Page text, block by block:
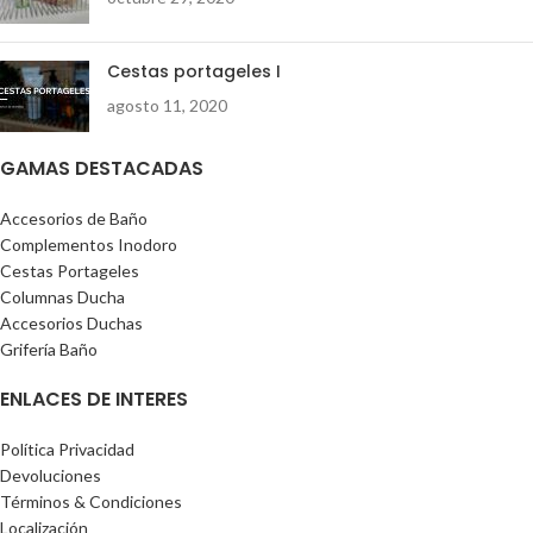
v=_yEBM0weRy4
Cestas portageles I
agosto 11, 2020
GAMAS DESTACADAS
Accesorios de Baño
Complementos Inodoro
Cestas Portageles
Columnas Ducha
Accesorios Duchas
Grifería Baño
ENLACES DE INTERES
Política Privacidad
Devoluciones
Términos & Condiciones
Localización